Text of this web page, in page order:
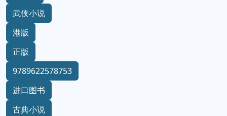
武侠小说
港版
正版
9789622578753
进口图书
古典小说